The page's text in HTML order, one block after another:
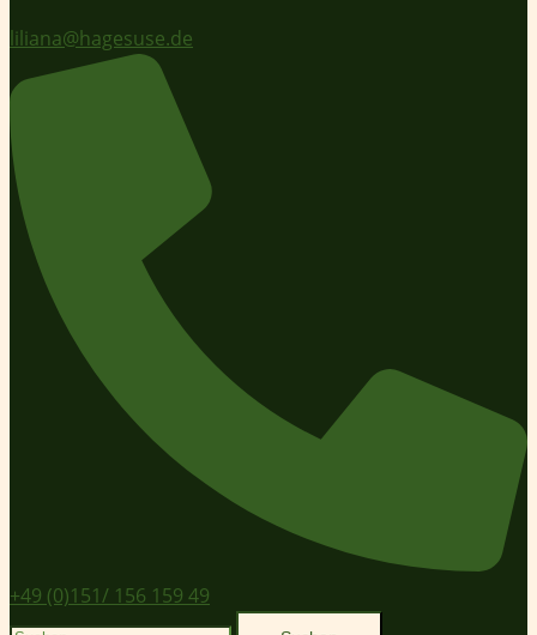
liliana@hagesuse.de
+49 (0)151/ 156 159 49
Suchen